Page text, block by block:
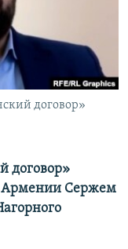
договор»
договор»
Армении Сержем